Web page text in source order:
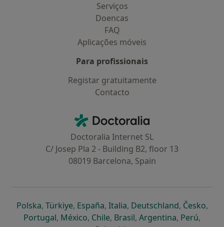
Serviços
Doencas
FAQ
Aplicações móveis
Para profissionais
Registar gratuitamente
Contacto
Doctoralia - Homepage
Doctoralia Internet SL
C/ Josep Pla 2 - Building B2, floor 13
08019 Barcelona, Spain
Polskaabre num novo separador
, Türkiyeabre num novo separador
, Españaabre num novo separador
, Italiaabre num novo
, Deutschlandabre num
, Česko,
Portugalabre num novo separador
, Méxicoabre num novo separador
, Chileabre num novo separador
, Brasilabre num novo
, Argentinaabre num
, Perúabre
,